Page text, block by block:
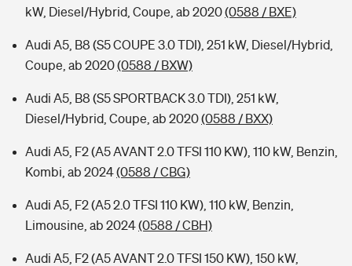
kW, Diesel/Hybrid, Coupe, ab 2020(0588 / BXE)
Audi A5, B8 (S5 COUPE 3.0 TDI), 251 kW, Diesel/Hybrid,
Coupe, ab 2020(0588 / BXW)
Audi A5, B8 (S5 SPORTBACK 3.0 TDI), 251 kW,
Diesel/Hybrid, Coupe, ab 2020(0588 / BXX)
Audi A5, F2 (A5 AVANT 2.0 TFSI 110 KW), 110 kW, Benzin,
Kombi, ab 2024(0588 / CBG)
Audi A5, F2 (A5 2.0 TFSI 110 KW), 110 kW, Benzin,
Limousine, ab 2024(0588 / CBH)
Audi A5, F2 (A5 AVANT 2.0 TFSI 150 KW), 150 kW,